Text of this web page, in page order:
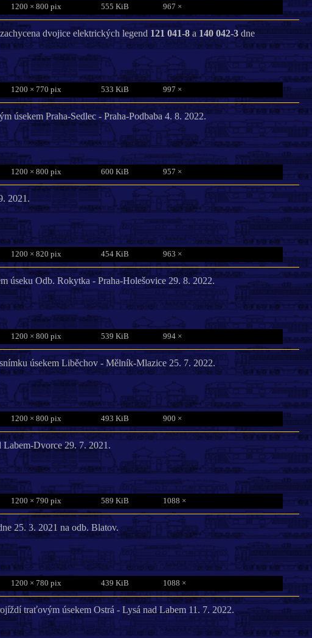
1200 × 800 pix 555 KiB 967 ×
dvojice elektrických legend 121 041-8 a 140 042-3 dne
1200 × 770 pix 533 KiB 997 ×
úsekem Praha-Sedlec - Praha-Podbaba 4. 8. 2022.
1200 × 800 pix 600 KiB 957 ×
2021.
1200 × 820 pix 454 KiB 963 ×
úseku Odb. Rokytka - Praha-Holešovice 29. 8. 2022.
1200 × 800 pix 539 KiB 994 ×
úsekem Liběchov - Mělník-Mlazice 25. 7. 2022.
1200 × 800 pix 493 KiB 900 ×
Dvorce 29. 7. 2021.
1200 × 790 pix 589 KiB 1088 ×
25. 3. 2021 na odb. Blatov.
1200 × 780 pix 439 KiB 1088 ×
traťovým úsekem Ostrá - Lysá nad Labem 11. 7. 2022.